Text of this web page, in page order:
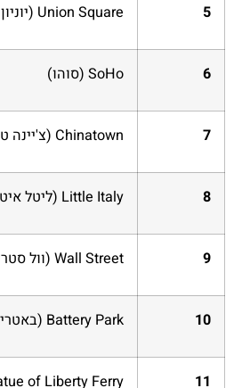
5 Union Square (יוניון סקוור)
6 SoHo (סוהו)
7 Chinatown (צ'יינה טאון)
8 Little Italy (ליטל איטלי)
9 Wall Street (וול סטריט)
10 Battery Park (באטרי פארק)
11